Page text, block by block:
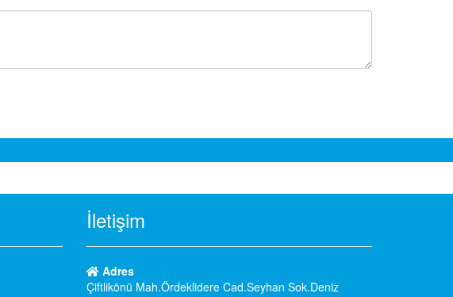
İletişim
Adres
Çiftlikönü Mah.Ördeklidere Cad.Seyhan Sok.Deniz